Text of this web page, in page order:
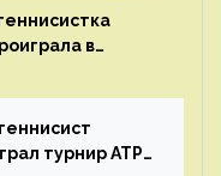
в
турнир ATP